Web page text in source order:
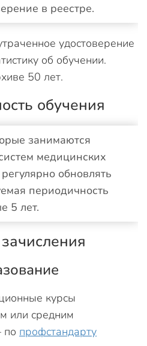
в реестре.
удостоверение
об обучении.
50 лет.
обучения
занимаются
медицинских
обновлять
периодичность
5 лет.
курсы
или средним
по профстандарту